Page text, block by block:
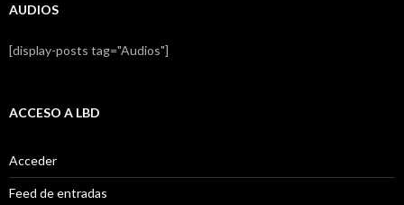
AUDIOS
[display-posts tag="Audios"]
ACCESO A LBD
Acceder
Feed de entradas